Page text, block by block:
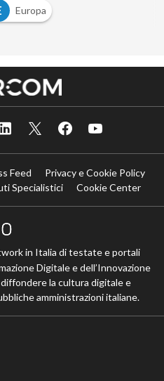
Europa
Feed
Privacy e Cookie Policy
Specialistici
Cookie Center
in Italia di testate e portali
Digitale e dell’Innovazione
la cultura digitale e
amministrazioni italiane.